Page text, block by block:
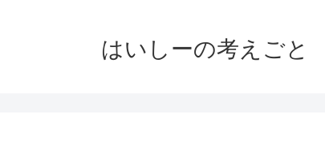
はいしーの考えごと